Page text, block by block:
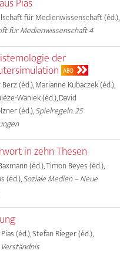
für Medienwissenschaft (éd.),
für Medienwissenschaft 4
der
ABO
(éd.), Marianne Kubaczek (éd.),
Waniek (éd.), David
(éd.),Spielregeln. 25
in zehn Thesen
(éd.), Timon Beyes (éd.),
(éd.),Soziale Medien – Neue
(éd.), Stefan Rieger (éd.),